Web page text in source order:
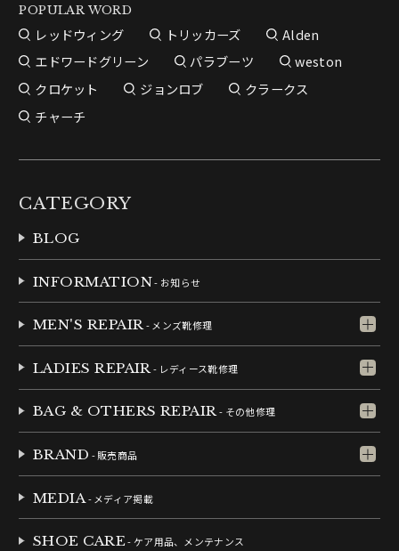
POPULAR WORD
レッドウィング トリッカーズ
Alden
エドワードグリーン
パラブーツ
weston
クロケット
ジョンロブ
クラークス
チャーチ
CATEGORY
BLOG
INFORMATION- お知らせ
MEN'S REPAIR- メンズ靴修理
LADIES REPAIR- レディース靴修理
BAG & OTHERS REPAIR- その他修理
BRAND - 販売商品
MEDIA- メディア掲載
SHOE CARE- ケア用品、メンテナンス